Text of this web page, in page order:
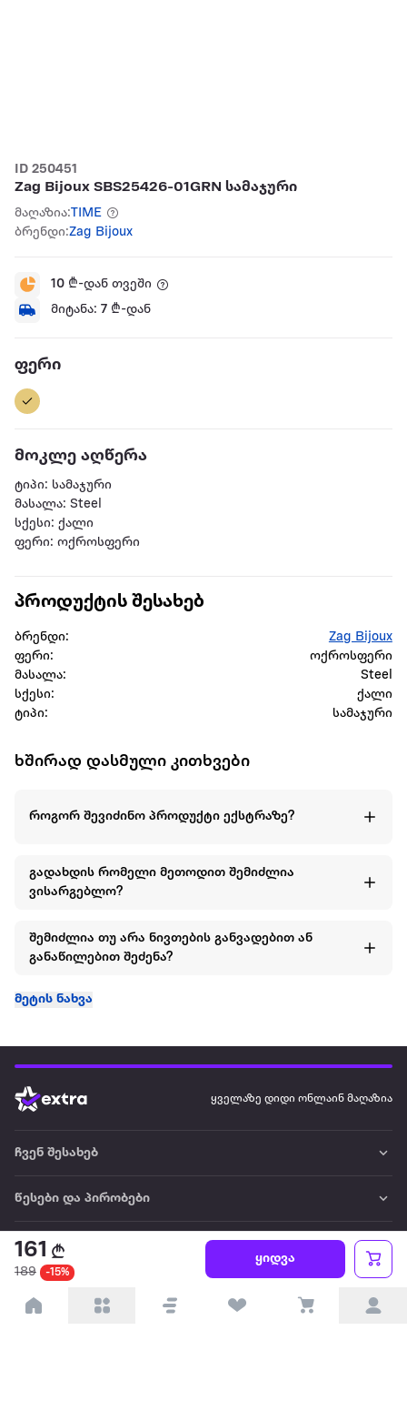
ID 250451
Zag Bijoux SBS25426-01GRN სამაჯური
მაღაზია:TIME
ბრენდი:Zag Bijoux
10 ₾-დან თვეში
მიტანა: 7 ₾-დან
ფერი
მოკლე აღწერა
ტიპი: სამაჯური
მასალა: Steel
სქესი: ქალი
ფერი: ოქროსფერი
161
189 -15%
ყიდვა
პროდუქტის შესახებ
ბრენდი:
Zag Bijoux
ფერი:
ოქროსფერი
მასალა:
Steel
სქესი:
ქალი
ტიპი:
სამაჯური
ხშირად დასმული კითხვები
როგორ შევიძინო პროდუქტი ექსტრაზე?
გადახდის რომელი მეთოდით შემიძლია
ვისარგებლო?
შემიძლია თუ არა ნივთების განვადებით ან
განაწილებით შეძენა?
მეტის ნახვა
ყველაზე დიდი ონლაინ მაღაზია
ჩვენ შესახებ
წესები და პირობები
პარტნიორებისთვის